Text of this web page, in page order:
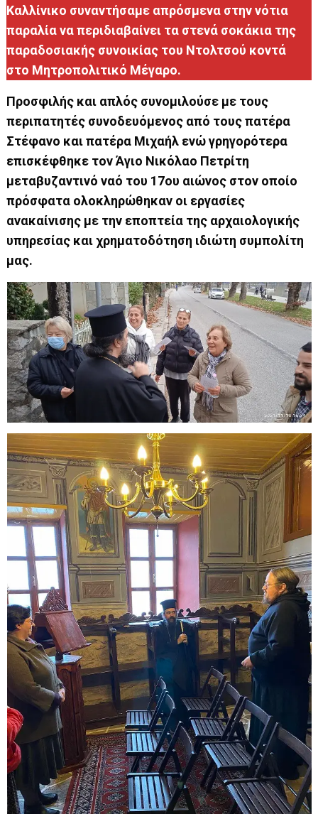
Καλλίνικο συναντήσαμε απρόσμενα στην νότια
παραλία να περιδιαβαίνει τα στενά σοκάκια της
παραδοσιακής συνοικίας του Ντολτσού κοντά
στο Μητροπολιτικό Μέγαρο.
Προσφιλής και απλός συνομιλούσε με τους
περιπατητές συνοδευόμενος από τους πατέρα
Στέφανο και πατέρα Μιχαήλ ενώ γρηγορότερα
επισκέφθηκε τον Άγιο Νικόλαο Πετρίτη
μεταβυζαντινό ναό του 17ου αιώνος στον οποίο
πρόσφατα ολοκληρώθηκαν οι εργασίες
ανακαίνισης με την εποπτεία της αρχαιολογικής
υπηρεσίας και χρηματοδότηση ιδιώτη συμπολίτη
μας.